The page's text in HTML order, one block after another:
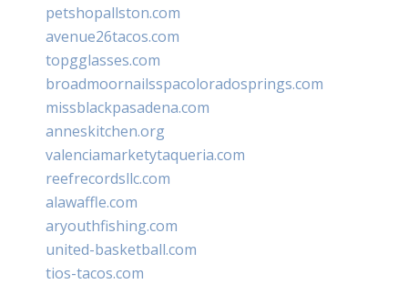
petshopallston.com
avenue26tacos.com
topgglasses.com
broadmoornailsspacoloradosprings.com
missblackpasadena.com
anneskitchen.org
valenciamarketytaqueria.com
reefrecordsllc.com
alawaffle.com
aryouthfishing.com
united-basketball.com
tios-tacos.com